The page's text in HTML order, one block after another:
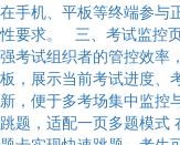
在手机、平板等终端参与
性要求。 三、考试监控
强考试组织者的管控效率
板，展示当前考试进度、
新，便于多考场集中监
跳题，适配一页多题模式